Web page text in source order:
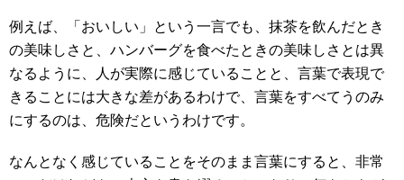
例えば、「おいしい」という一言でも、抹茶を飲んだとき
の美味しさと、ハンバーグを食べたときの美味しさとは異
なるように、人が実際に感じていることと、言葉で表現で
きることには大きな差があるわけで、言葉をすべてうのみ
にするのは、危険だというわけです。
なんとなく感じていることをそのまま言葉にすると、非常